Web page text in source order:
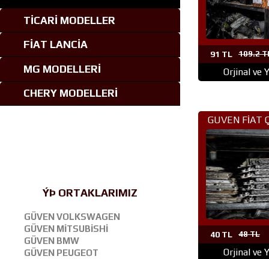
TİCARİ MODELLER
FİAT LANCİA
MG MODELLERİ
CHERY MODELLERİ
ÝÞ ORTAKLARIMIZ
GÜVEN VOLKSWAGEN
GÜVEN MİTSUBİSHİ
GÜVEN BMW
GÜVEN PEUGEOT
91 TL 109.2
Orjinal ve
GUVEN FİAT
PARÇA
40 TL 48 TL
Orjinal ve